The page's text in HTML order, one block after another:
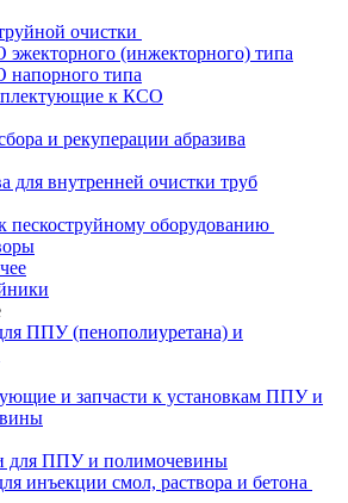
очистки
(инжекторного) типа
типа
к КСО
и рекуперации абразива
для внутренней очистки труб
пескоструйному оборудованию
ППУ (пенополиуретана) и
и запчасти к установкам ППУ и
для ППУ и полимочевины
инъекции смол, раствора и бетона